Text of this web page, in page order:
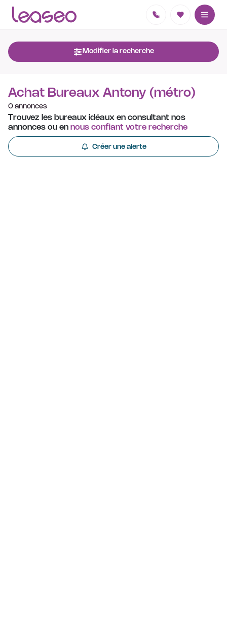
Modifier la recherche
Achat Bureaux Antony (métro)
0 annonces
Trouvez les bureaux idéaux en consultant nos
annonces ou en nous confiant votre recherche
Créer une alerte